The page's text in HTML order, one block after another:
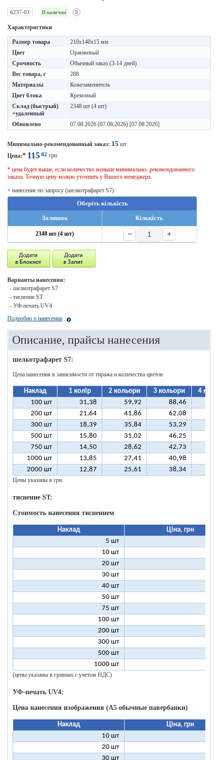
6237-03 В наличии
Характеристики
Размер товара
210х140х15 мм
Цвет
Оранжевый
Срочность
Обычный заказ (3-14 дней)
Вес товара, г
288
Материалы
Кожезаменитель
Цвет блока
Кремовый
Склад (быстрый)
+удаленный
2348 шт (4 шт)
Обновлено 07.08.2026 (07.08.2026) [07.08.2026]
Минимально-рекомендованный заказ: 15 шт
Цена:* 115 82 грн
* цена будет выше, если количество меньше минимально- рекомендованного
заказа. Точную цену можно уточнить у Вашего менеджера.
+ нанесение по запросу (шелкотрафарет S7)
Оберіть кількість
Залишок
Кількість
2348 шт (4 шт) − +
Варианты нанесения:
- шелкотрафарет S7
- тиснение ST
- УФ-печать UV4
Подробно о нанесении
Описание, прайсы нанесения
шелкотрафарет S7:
Цена нанесения в зависимости от тиража и количества цветов
Наклад 1 колір 2 кольори 3 кольори
4
100 шт
31,38 59,92 88,46
200 шт
21,64 41,86 62,08
300 шт
18,39 35,84 53,29
500 шт
15,80 31,02 46,25
750 шт
14,50 28,62 42,73
1000 шт
13,85 27,41 40,98
2000 шт
12,87 25,61 38,34
Цены указаны в грн.
тиснение ST:
Стоимость нанесения тиснением
Наклад
Ціна, грн
5 шт
10 шт
20 шт
30 шт
40 шт
50 шт
75 шт
100 шт
200 шт
300 шт
500 шт
1000 шт
(цены указаны в гривнах с учетом НДС)
УФ-печать UV4:
Цена нанесения изображения (А5 обычные павербанки)
Наклад
Ціна, грн
10 шт
20 шт
30 шт